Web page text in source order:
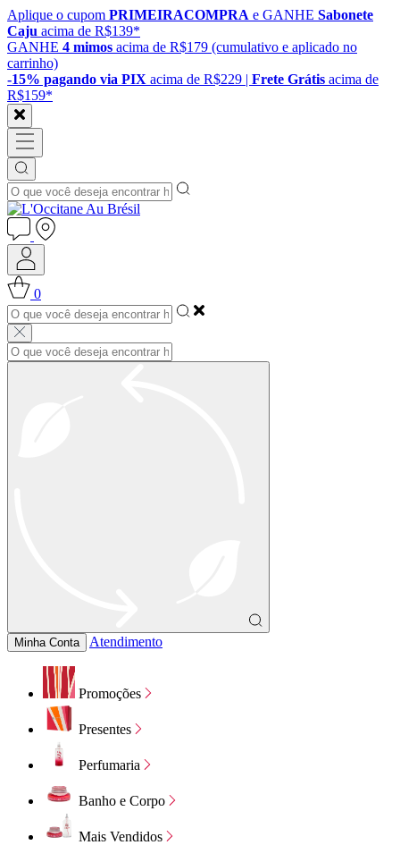
Aplique o cupom PRIMEIRACOMPRA e GANHE Sabonete
Caju acima de R$139*
GANHE 4 mimos acima de R$179 (cumulativo e aplicado no
carrinho)
-15% pagando via PIX acima de R$229 | Frete Grátis acima de
R$159*
0
Minha Conta Atendimento
Promoções
Presentes
Perfumaria
Banho e Corpo
Mais Vendidos